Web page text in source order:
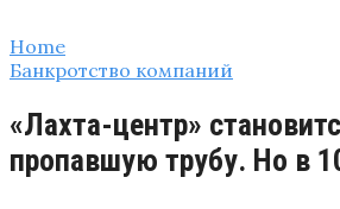
Home
Банкротство компаний
«Лахта-центр»
пропавшую трубу. Но в